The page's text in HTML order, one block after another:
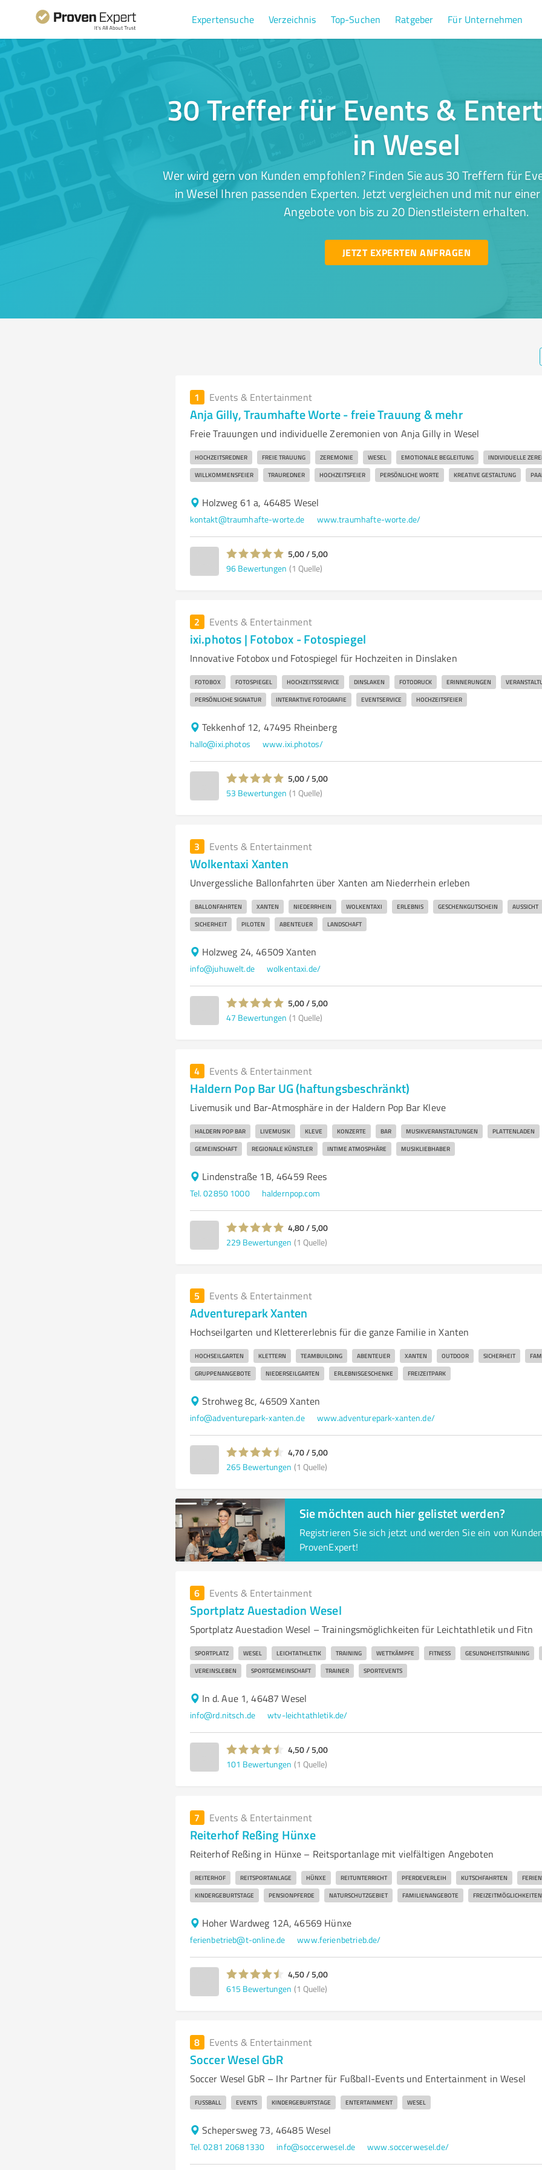
Expertensuche Verzeichnis Top-Suchen Ratgeber Für Unternehmen
30 Treffer für Events &
in Wesel
Wer wird gern von Kunden empfohlen? Finden Sie aus 30 Treffern für
in Wesel Ihren passenden Experten. Jetzt vergleichen und mit nur
Angebote von bis zu 20 Dienstleistern erhalten.
JETZT EXPERTEN ANFRAGEN
1 Events & Entertainment
Anja Gilly, Traumhafte Worte - freie Trauung & mehr
Freie Trauungen und individuelle Zeremonien von Anja Gilly in Wesel
HOCHZEITSREDNER FREIE TRAUUNG ZEREMONIE WESEL EMOTIONALE BEGLEITUNG INDIVIDUELLE
WILLKOMMENSFEIER TRAUREDNER HOCHZEITSFEIER PERSÖNLICHE WORTE KREATIVE GESTALTUNG
Holzweg 61 a, 46485 Wesel
kontakt@traumhafte-worte.de www.traumhafte-worte.de/
5,00 / 5,00
96 Bewertungen (1 Quelle)
2 Events & Entertainment
ixi.photos | Fotobox - Fotospiegel
Innovative Fotobox und Fotospiegel für Hochzeiten in Dinslaken
FOTOBOX FOTOSPIEGEL HOCHZEITSSERVICE DINSLAKEN FOTODRUCK ERINNERUNGEN
PERSÖNLICHE SIGNATUR INTERAKTIVE FOTOGRAFIE EVENTSERVICE HOCHZEITSFEIER
Tekkenhof 12, 47495 Rheinberg
hallo@ixi.photos www.ixi.photos/
5,00 / 5,00
53 Bewertungen (1 Quelle)
3 Events & Entertainment
Wolkentaxi Xanten
Unvergessliche Ballonfahrten über Xanten am Niederrhein erleben
BALLONFAHRTEN XANTEN NIEDERRHEIN WOLKENTAXI ERLEBNIS GESCHENKGUTSCHEIN AUSSICHT
SICHERHEIT PILOTEN ABENTEUER LANDSCHAFT
Holzweg 24, 46509 Xanten
info@juhuwelt.de wolkentaxi.de/
5,00 / 5,00
47 Bewertungen (1 Quelle)
4 Events & Entertainment
Haldern Pop Bar UG (haftungsbeschränkt)
Livemusik und Bar-Atmosphäre in der Haldern Pop Bar Kleve
HALDERN POP BAR LIVEMUSIK KLEVE KONZERTE BAR MUSIKVERANSTALTUNGEN PLATTENLADEN
GEMEINSCHAFT REGIONALE KÜNSTLER INTIME ATMOSPHÄRE MUSIKLIEBHABER
Lindenstraße 1B, 46459 Rees
Tel. 02850 1000 haldernpop.com
4,80 / 5,00
229 Bewertungen (1 Quelle)
5 Events & Entertainment
Adventurepark Xanten
Hochseilgarten und Klettererlebnis für die ganze Familie in Xanten
HOCHSEILGARTEN KLETTERN TEAMBUILDING ABENTEUER XANTEN OUTDOOR SICHERHEIT
GRUPPENANGEBOTE NIEDERSEILGARTEN ERLEBNISGESCHENKE FREIZEITPARK
Strohweg 8c, 46509 Xanten
info@adventurepark-xanten.de www.adventurepark-xanten.de/
4,70 / 5,00
265 Bewertungen (1 Quelle)
Sie möchten auch hier gelistet werden?
Registrieren Sie sich jetzt und werden Sie ein von
ProvenExpert!
6 Events & Entertainment
Sportplatz Auestadion Wesel
Sportplatz Auestadion Wesel – Trainingsmöglichkeiten für Leichtathletik und Fitn
SPORTPLATZ WESEL LEICHTATHLETIK TRAINING WETTKÄMPFE FITNESS GESUNDHEITSTRAINING
VEREINSLEBEN SPORTGEMEINSCHAFT TRAINER SPORTEVENTS
In d. Aue 1, 46487 Wesel
info@rd.nitsch.de wtv-leichtathletik.de/
4,50 / 5,00
101 Bewertungen (1 Quelle)
7 Events & Entertainment
Reiterhof Reßing Hünxe
Reiterhof Reßing in Hünxe – Reitsportanlage mit vielfältigen Angeboten
REITERHOF REITSPORTANLAGE HÜNXE REITUNTERRICHT PFERDEVERLEIH KUTSCHFAHRTEN
KINDERGEBURTSTAGE PENSIONPFERDE NATURSCHUTZGEBIET FAMILIENANGEBOTE FREIZEITMÖGLICHKEITEN
Hoher Wardweg 12A, 46569 Hünxe
ferienbetrieb@t-online.de www.ferienbetrieb.de/
4,50 / 5,00
615 Bewertungen (1 Quelle)
8 Events & Entertainment
Soccer Wesel GbR
Soccer Wesel GbR – Ihr Partner für Fußball-Events und Entertainment in Wesel
FUSSBALL EVENTS KINDERGEBURTSTAGE ENTERTAINMENT WESEL
Schepersweg 73, 46485 Wesel
Tel. 0281 20681330 info@soccerwesel.de www.soccerwesel.de/